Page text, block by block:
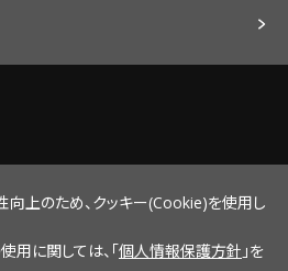
向上のため、クッキー(Cookie)を使用し
用に関しては、「個人情報保護方針 」を